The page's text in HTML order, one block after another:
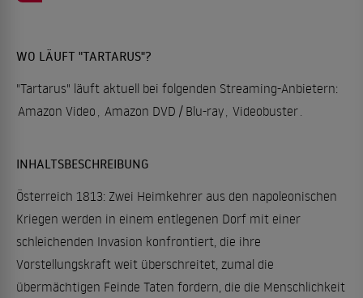
WO LÄUFT "TARTARUS"?
"Tartarus" läuft aktuell bei folgenden Streaming-Anbietern:
Amazon Video , Amazon DVD / Blu-ray, Videobuster.
INHALTSBESCHREIBUNG
Österreich 1813: Zwei Heimkehrer aus den napoleonischen
Kriegen werden in einem entlegenen Dorf mit einer
schleichenden Invasion konfrontiert, die ihre
Vorstellungskraft weit überschreitet, zumal die
übermächtigen Feinde Taten fordern, die die Menschlichkeit